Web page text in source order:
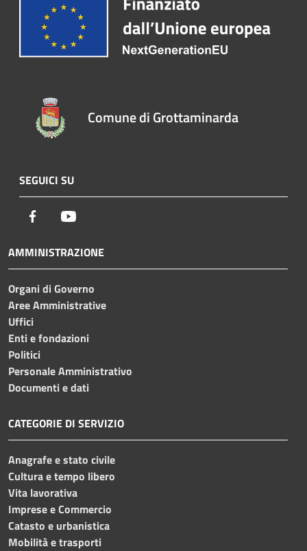
Comune di Grottaminarda
SEGUICI SU
Facebook
AMMINISTRAZIONE
Organi di Governo
Aree Amministrative
Uffici
Enti e fondazioni
Politici
Personale Amministrativo
Documenti e dati
CATEGORIE DI SERVIZIO
Anagrafe e stato civile
Cultura e tempo libero
Vita lavorativa
Imprese e Commercio
Catasto e urbanistica
Mobilità e trasporti